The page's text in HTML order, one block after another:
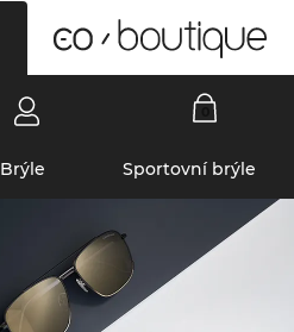
Brýle Sportovní brýle